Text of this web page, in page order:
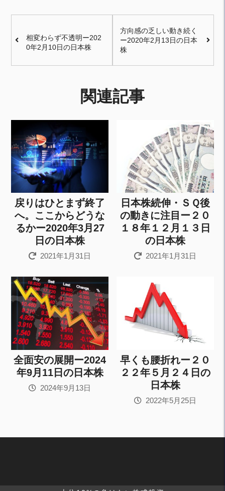
相変わらず不透明ー202
0年2月10日の日本株
方向感の乏しい動き続く
ー2020年2月13日の日本
株
関連記事
戻りはひとまず終了
へ。ここからどうな
るかー2020年3月27
日の日本株
2021年1月31日
日本株続伸・ＳＱ後
の動きに注目ー２０
１８年１２月１３日
の日本株
2021年1月31日
全面安の展開ー2024
年9月11日の日本株
2024年9月13日
早くも腰折れー２０
２２年５月２４日の
日本株
2022年5月25日